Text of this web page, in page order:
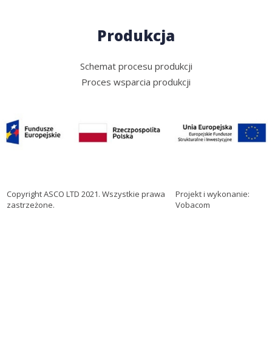
Produkcja
Schemat procesu produkcji
Proces wsparcia produkcji
Copyright ASCO LTD 2021. Wszystkie prawa
zastrzeżone.
Projekt i wykonanie:
Vobacom